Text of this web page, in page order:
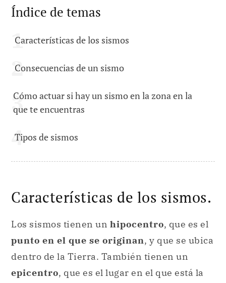
Índice de temas
Características de los sismos
Consecuencias de un sismo
Cómo actuar si hay un sismo en la zona en la
que te encuentras
Tipos de sismos
Características de los sismos.
Los sismos tienen un hipocentro, que es el
punto en el que se originan, y que se ubica
dentro de la Tierra. También tienen un
epicentro, que es el lugar en el que está la